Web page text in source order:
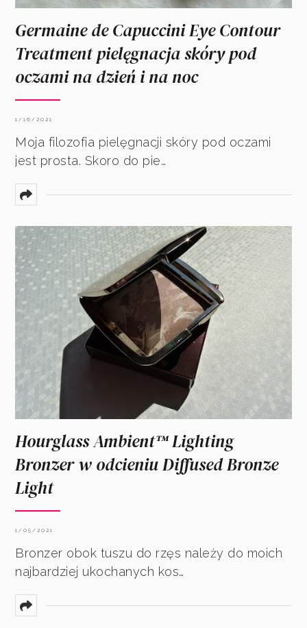
Germaine de Capuccini Eye Contour
Treatment pielęgnacja skóry pod
oczami na dzień i na noc
1/16/2021
Moja filozofia pielęgnacji skóry pod oczami
jest prosta. Skoro do pie…
Hourglass Ambient™ Lighting
Bronzer w odcieniu Diffused Bronze
Light
1/05/2021
Bronzer obok tuszu do rzęs należy do moich
najbardziej ukochanych kos…